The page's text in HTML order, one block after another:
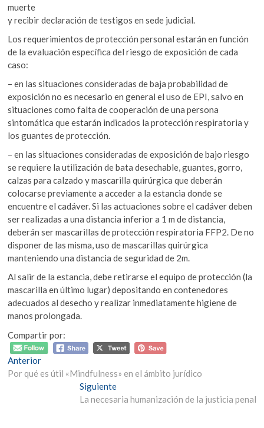
muerte
y recibir declaración de testigos en sede judicial.
Los requerimientos de protección personal estarán en función
de la evaluación específica del riesgo de exposición de cada
caso:
– en las situaciones consideradas de baja probabilidad de
exposición no es necesario en general el uso de EPI, salvo en
situaciones como falta de cooperación de una persona
sintomática que estarán indicados la protección respiratoria y
los guantes de protección.
– en las situaciones consideradas de exposición de bajo riesgo
se requiere la utilización de bata desechable, guantes, gorro,
calzas para calzado y mascarilla quirúrgica que deberán
colocarse previamente a acceder a la estancia donde se
encuentre el cadáver. Si las actuaciones sobre el cadáver deben
ser realizadas a una distancia inferior a 1 m de distancia,
deberán ser mascarillas de protección respiratoria FFP2. De no
disponer de las misma, uso de mascarillas quirúrgica
manteniendo una distancia de seguridad de 2m.
Al salir de la estancia, debe retirarse el equipo de protección (la
mascarilla en último lugar) depositando en contenedores
adecuados al desecho y realizar inmediatamente higiene de
manos prolongada.
Compartir por:
Navegación
de
AnteriorEntrada
anterior:
Por qué es útil «Mindfulness» en el ámbito jurídico
SiguienteEntrada
siguiente:
La necesaria humanización de la justicia penal